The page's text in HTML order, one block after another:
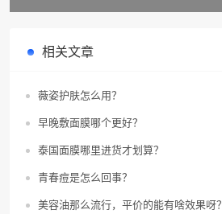
相关文章
薇姿护肤怎么用？
早晚敷面膜哪个更好？
泰国面膜哪里进货才划算？
青春痘是怎么回事？
美容油那么流行，平价的能有啥效果呀？